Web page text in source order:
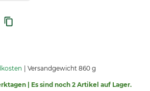
Versandgewicht 860 g
| Es sind noch 2 Artikel auf Lager.